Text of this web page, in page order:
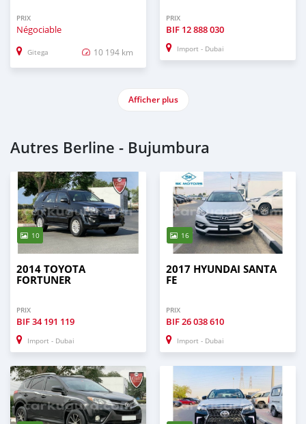
PRIX
Négociable
Gitega 10 194 km
PRIX
BIF 12 888 030
Import - Dubai
Afficher plus
Autres Berline - Bujumbura
10
2014 TOYOTA
FORTUNER
PRIX
BIF34 191 119
Import - Dubai
16
2017 HYUNDAI SANTA
FE
PRIX
BIF26 038 610
Import - Dubai